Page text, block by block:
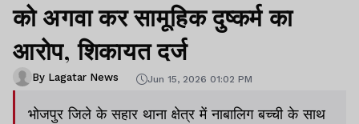
को अगवा कर सामूहिक दुष्कर्म का
आरोप, शिकायत दर्ज
By Lagatar News Jun 15, 2026 01:02 PM
भोजपुर जिले के सहार थाना क्षेत्र में नाबालिग बच्ची के साथ